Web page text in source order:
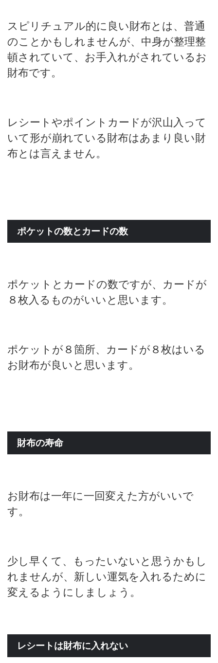
スピリチュアル的に良い財布とは、普通
のことかもしれませんが、中身が整理整
頓されていて、お手入れがされているお
財布です。
レシートやポイントカードが沢山入って
いて形が崩れている財布はあまり良い財
布とは言えません。
ポケットの数とカードの数
ポケットとカードの数ですが、カードが
８枚入るものがいいと思います。
ポケットが８箇所、カードが８枚はいる
お財布が良いと思います。
財布の寿命
お財布は一年に一回変えた方がいいで
す。
少し早くて、もったいないと思うかもし
れませんが、新しい運気を入れるために
変えるようにしましょう。
レシートは財布に入れない